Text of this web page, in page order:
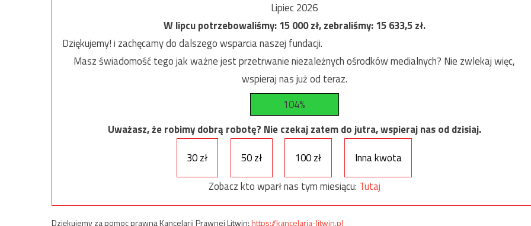
Lipiec 2026
W lipcu potrzebowaliśmy:15 000zł, zebraliśmy:15 633,5zł.
Dziękujemy! i zachęcamy do dalszego wsparcia naszej fundacji.
Masz świadomość tego jak ważne jest przetrwanie niezależnych ośrodków medialnych? Nie zwlekaj więc,
wspieraj nas już od teraz.
104%
Uważasz, że robimy dobrą robotę? Nie czekaj zatem do jutra, wspieraj nas od dzisiaj.
30 zł
50 zł 100 zł
Inna kwota
Zobacz kto wparł nas tym miesiącu: Tutaj
Dziękujemy za pomoc prawną Kancelarii Prawnej Litwin:https://kancelaria-litwin.pl